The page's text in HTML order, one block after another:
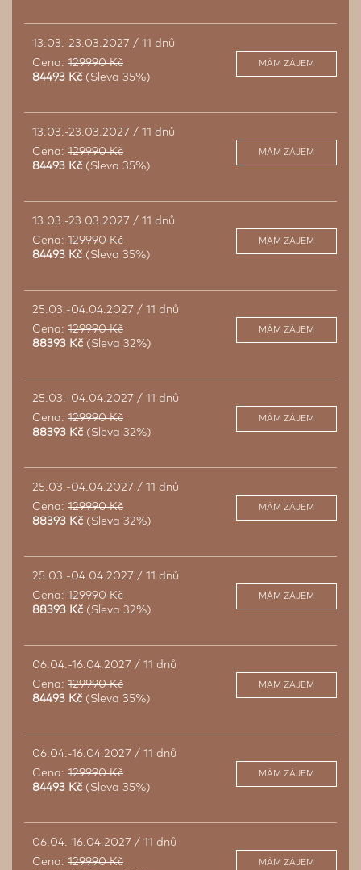
13.03.-23.03.2027 / 11 dnů
Cena: 129990 Kč
84493 Kč (Sleva 35%)
MÁM ZÁJEM
13.03.-23.03.2027 / 11 dnů
Cena: 129990 Kč
84493 Kč (Sleva 35%)
MÁM ZÁJEM
13.03.-23.03.2027 / 11 dnů
Cena: 129990 Kč
84493 Kč (Sleva 35%)
MÁM ZÁJEM
25.03.-04.04.2027 / 11 dnů
Cena: 129990 Kč
88393 Kč (Sleva 32%)
MÁM ZÁJEM
25.03.-04.04.2027 / 11 dnů
Cena: 129990 Kč
88393 Kč (Sleva 32%)
MÁM ZÁJEM
25.03.-04.04.2027 / 11 dnů
Cena: 129990 Kč
88393 Kč (Sleva 32%)
MÁM ZÁJEM
25.03.-04.04.2027 / 11 dnů
Cena: 129990 Kč
88393 Kč (Sleva 32%)
MÁM ZÁJEM
06.04.-16.04.2027 / 11 dnů
Cena: 129990 Kč
84493 Kč (Sleva 35%)
MÁM ZÁJEM
06.04.-16.04.2027 / 11 dnů
Cena: 129990 Kč
84493 Kč (Sleva 35%)
MÁM ZÁJEM
06.04.-16.04.2027 / 11 dnů
Cena: 129990 Kč
MÁM ZÁJEM